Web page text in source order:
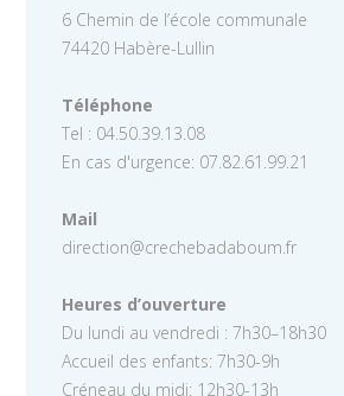
6 Chemin de l’école communale
74420 Habère-Lullin
Téléphone
Tel : 04.50.39.13.08
En cas d'urgence: 07.82.61.99.21
Mail
direction@crechebadaboum.fr
Heures d’ouverture
Du lundi au vendredi : 7h30–18h30
Accueil des enfants: 7h30-9h
Créneau du midi: 12h30-13h